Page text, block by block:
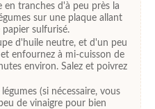
tranches d'à peu près la
sur une plaque allant
sulfurisé.
d'huile neutre, et d'un peu
enfournez à mi-cuisson de
environ. Salez et poivrez
(si nécessaire, vous
de vinaigre pour bien